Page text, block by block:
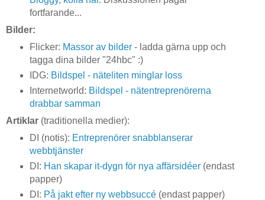
fortfarande...
Bilder:
Flicker: Massor av bilder- ladda gärna upp och
tagga dina bilder "24hbc" :)
IDG: Bildspel - näteliten minglar loss
Internetworld: Bildspel - nätentreprenörerna
drabbar samman
Artiklar (traditionella medier):
DI (notis): Entreprenörer snabblanserar
webbtjänster
DI: Han skapar it-dygn för nya affärsidéer(endast
papper)
DI: På jakt efter ny webbsuccé(endast papper)